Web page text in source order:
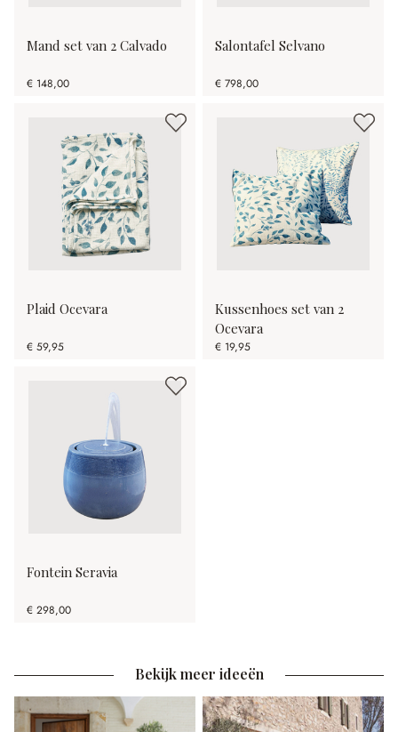
Mand set van 2 Calvado
€ 148,00
Salontafel Selvano
€ 798,00
Plaid Ocevara
€ 59,95
Kussenhoes set van 2
Ocevara
€ 19,95
Fontein Seravia
€ 298,00
Bekijk meer ideeën